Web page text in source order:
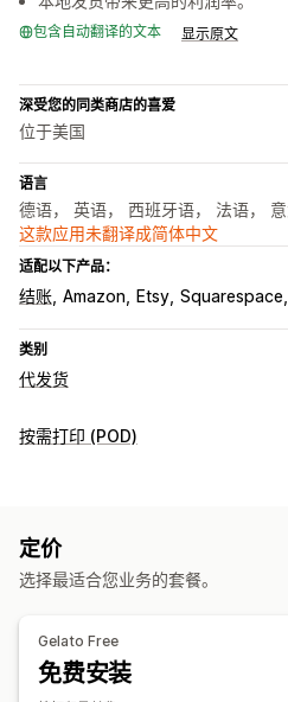
包含自动翻译的文本 显示原文
深受您的同类商店的喜爱
位于美国
语言
德语， 英语， 西班牙语， 法语，
这款应用未翻译成简体中文
适配以下产品：
结账 Amazon Etsy Squarespace
类别
代发货
可销售的产品
中国
意大利
挪威 新加坡 新西兰
按需打印 (POD)
运输选项
定价
选择最适合您业务的套餐。
Gelato Free
免费安装